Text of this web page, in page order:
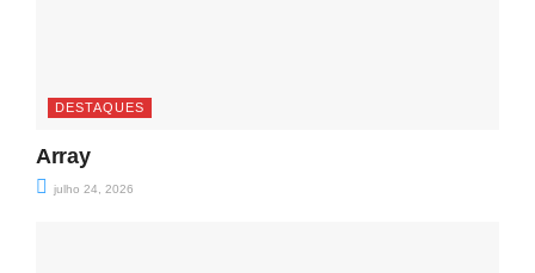
DESTAQUES
Array
julho 24, 2026